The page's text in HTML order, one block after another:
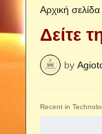
Αρχική σελίδα
Δείτε
by
Recent in